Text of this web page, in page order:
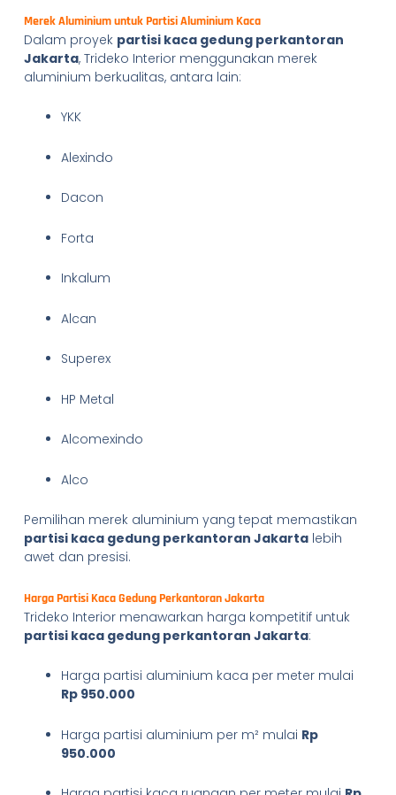
Merek Aluminium untuk Partisi Aluminium Kaca
Dalam proyek partisi kaca gedung perkantoran
Jakarta, Trideko Interior menggunakan merek
aluminium berkualitas, antara lain:
YKK
Alexindo
Dacon
Forta
Inkalum
Alcan
Superex
HP Metal
Alcomexindo
Alco
Pemilihan merek aluminium yang tepat memastikan
partisi kaca gedung perkantoran Jakartalebih
awet dan presisi.
Harga Partisi Kaca Gedung Perkantoran Jakarta
Trideko Interior menawarkan harga kompetitif untuk
partisi kaca gedung perkantoran Jakarta:
Harga partisi aluminium kaca per meter mulai
Rp 950.000
Harga partisi aluminium per m² mulai Rp
950.000